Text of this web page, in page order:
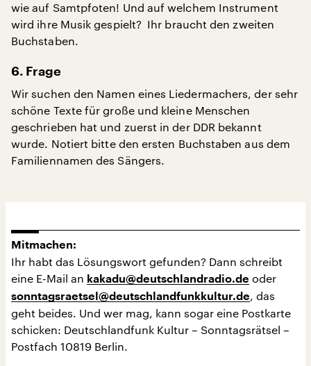
wie auf Samtpfoten! Und auf welchem Instrument
wird ihre Musik gespielt? Ihr braucht den zweiten
Buchstaben.
6. Frage
Wir suchen den Namen eines Liedermachers, der sehr
schöne Texte für große und kleine Menschen
geschrieben hat und zuerst in der DDR bekannt
wurde. Notiert bitte den ersten Buchstaben aus dem
Familiennamen des Sängers.
Mitmachen:
Ihr habt das Lösungswort gefunden? Dann schreibt
eine E-Mail an kakadu@deutschlandradio.de oder
sonntagsraetsel@deutschlandfunkkultur.de
, das
geht beides. Und wer mag, kann sogar eine Postkarte
schicken: Deutschlandfunk Kultur – Sonntagsrätsel –
Postfach 10819 Berlin.